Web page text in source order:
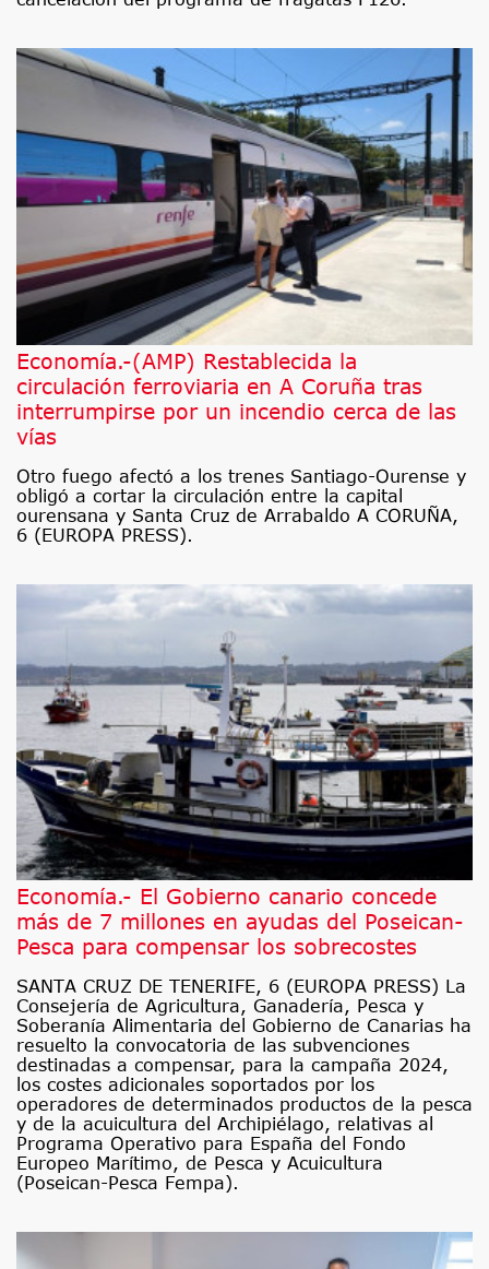
Economía.-(AMP) Restablecida la
circulación ferroviaria en A Coruña tras
interrumpirse por un incendio cerca de las
vías
Otro fuego afectó a los trenes Santiago-Ourense y
obligó a cortar la circulación entre la capital
ourensana y Santa Cruz de Arrabaldo A CORUÑA,
6 (EUROPA PRESS).
Economía.- El Gobierno canario concede
más de 7 millones en ayudas del Poseican-
Pesca para compensar los sobrecostes
SANTA CRUZ DE TENERIFE, 6 (EUROPA PRESS) La
Consejería de Agricultura, Ganadería, Pesca y
Soberanía Alimentaria del Gobierno de Canarias ha
resuelto la convocatoria de las subvenciones
destinadas a compensar, para la campaña 2024,
los costes adicionales soportados por los
operadores de determinados productos de la pesca
y de la acuicultura del Archipiélago, relativas al
Programa Operativo para España del Fondo
Europeo Marítimo, de Pesca y Acuicultura
(Poseican-Pesca Fempa).